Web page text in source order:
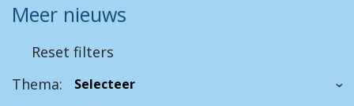
Meer nieuws
Reset filters
Thema: